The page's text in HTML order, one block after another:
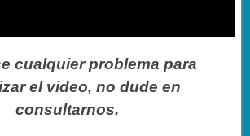
cualquier problema para
el video, no dude en
consultarnos.